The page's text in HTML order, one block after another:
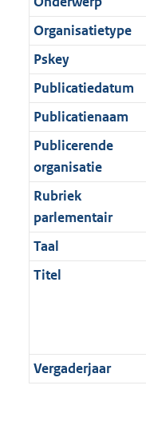
Organisatietype
Pskey
Publicatiedatum
Publicatienaam
Publicerende
organisatie
Rubriek
parlementair
Taal
Titel
Vergaderjaar